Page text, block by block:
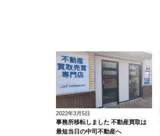
2022年3月5日
事務所移転しました 不動産買取は
最短当日の中司不動産へ